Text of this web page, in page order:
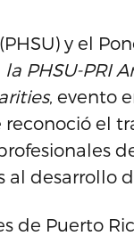
y el
la PHSU-PRI
, evento
el
al desarrollo
de Puerto